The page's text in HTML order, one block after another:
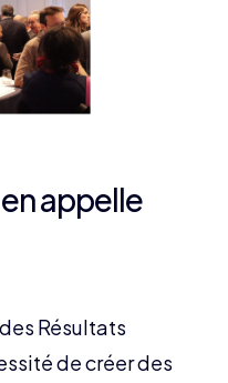
appelle
Résultats
de créer des